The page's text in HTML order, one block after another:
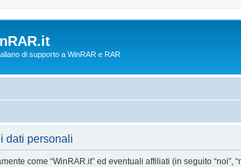
di supporto a WinRAR e RAR
dati personali
come “WinRAR.it” ed eventuali affiliati (in seguito “noi”,